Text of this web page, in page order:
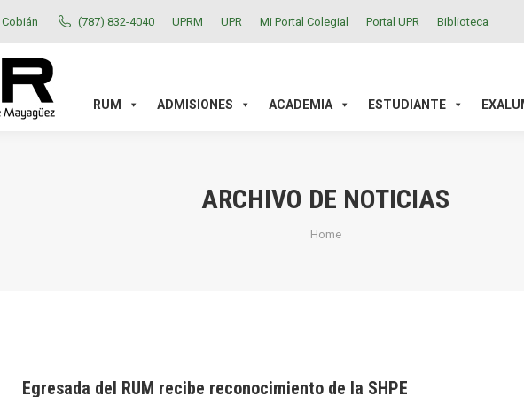
(787) 832-4040 UPRM UPR Mi Portal Colegial Portal UPR Biblioteca
RUM ADMISIONES ACADEMIA ESTUDIANTE
ARCHIVO DE NOTICIAS
You are here:
Home
Egresada del RUM recibe reconocimiento de la SHPE
ADMISIONES